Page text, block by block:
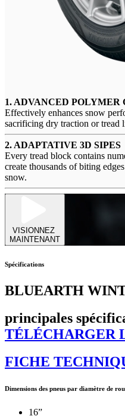
1. ADVANCED POLYMER
Effectively enhances snow
sacrificing dry traction or tread
2. ADAPTATIVE 3D SIPES
Every tread block contains
create thousands of biting
snow.
VISIONNEZ
MAINTENANT
Spécifications
BLUEARTH
principales
TÉLÉCHARGER
FICHE
Dimensions des pneus par diamètre de
16”